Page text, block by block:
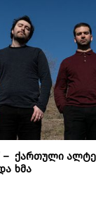
– ქართული
ხმა